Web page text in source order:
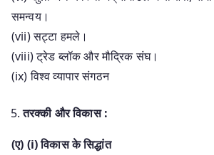
समन्वय।
(vii) सट्टा हमले।
(viii) ट्रेड ब्लॉक और मौद्रिक संघ।
(ix) विश्व व्यापार संगठन
तरक्की और विकास :
(ए) (i) विकास के सिद्धांत